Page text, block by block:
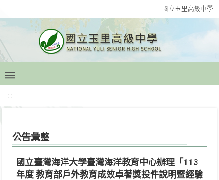
國立玉里高級中學
:::
公告彙整
國立臺灣海洋大學臺灣海洋教育中心辦理「113
年度 教育部戶外教育成效卓著獎投件說明暨經驗